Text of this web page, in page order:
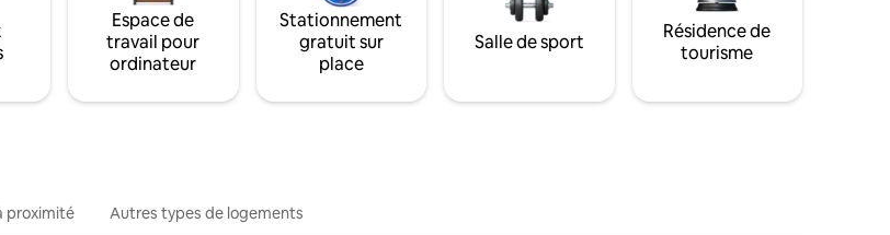
Espace de
travail pour
ordinateur
Stationnement
gratuit sur
place
Salle de sport
Résidence de
tourisme
proximité Autres types de logements